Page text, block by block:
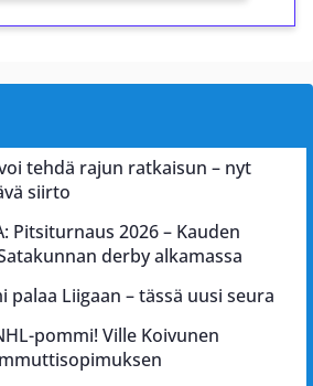
tehdä rajun ratkaisun – nyt
siirto
Pitsiturnaus 2026 – Kauden
derby alkamassa
palaa Liigaan – tässä uusi seura
pommi! Ville Koivunen